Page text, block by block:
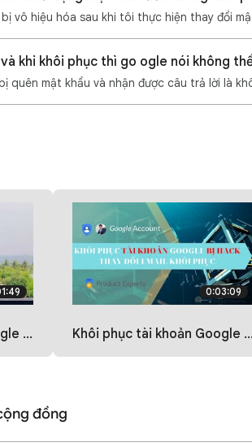
khi khôi phục thì go ogle nói không
quên mật khẩu và nhận được câu trả lời là
lừa
0:03:09
Khôi phục tài khoản Google bị hack - thay đổi email/phone khôi phục
đồng